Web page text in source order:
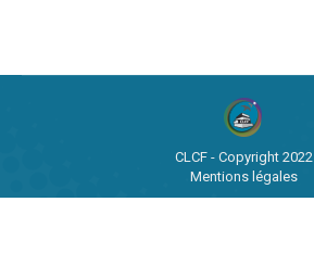
CLCF - Copyright 2022
Mentions légales